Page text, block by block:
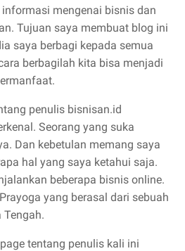
mengenai bisnis dan
Tujuan saya membuat blog ini
saya berbagi kepada semua
berbagilah kita bisa menjadi
penulis bisnisan.id
Seorang yang suka
Dan kebetulan memang saya
hal yang saya ketahui saja.
beberapa bisnis online.
yang berasal dari sebuah
tentang penulis kali ini